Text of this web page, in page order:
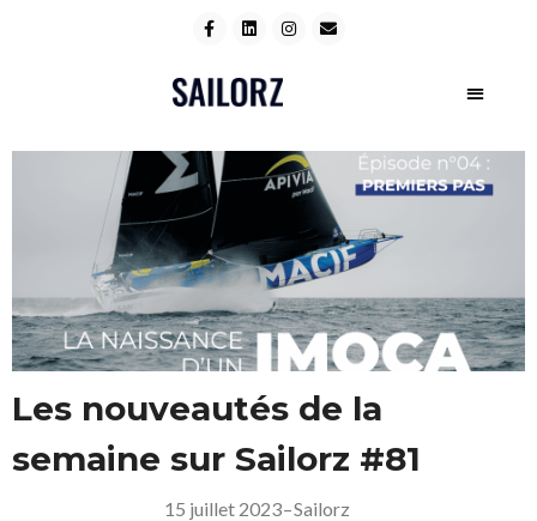
Les nouveautés de la
semaine sur Sailorz #81
15 juillet 2023–Sailorz